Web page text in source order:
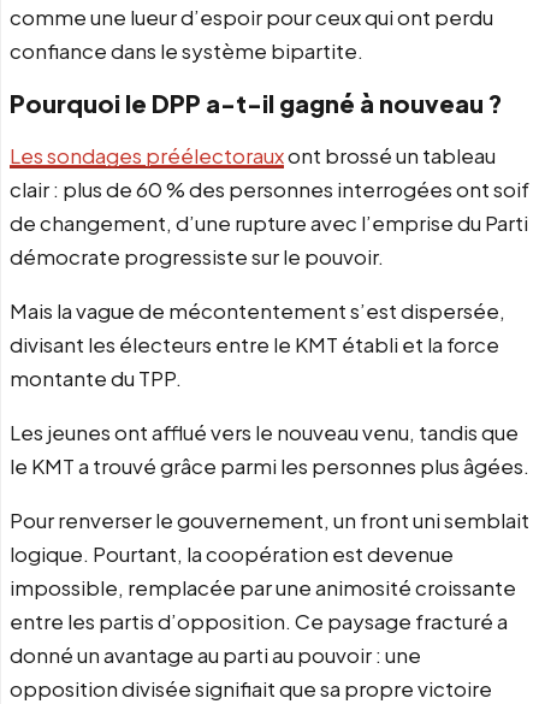
comme une lueur d’espoir pour ceux qui ont perdu
confiance dans le système bipartite.
Pourquoi le DPP a-t-il gagné à nouveau ?
Les sondages préélectorauxont brossé un tableau
clair : plus de 60 % des personnes interrogées ont soif
de changement, d’une rupture avec l’emprise du Parti
démocrate progressiste sur le pouvoir.
Mais la vague de mécontentement s’est dispersée,
divisant les électeurs entre le KMT établi et la force
montante du TPP.
Les jeunes ont afflué vers le nouveau venu, tandis que
le KMT a trouvé grâce parmi les personnes plus âgées.
Pour renverser le gouvernement, un front uni semblait
logique. Pourtant, la coopération est devenue
impossible, remplacée par une animosité croissante
entre les partis d’opposition. Ce paysage fracturé a
donné un avantage au parti au pouvoir : une
opposition divisée signifiait que sa propre victoire